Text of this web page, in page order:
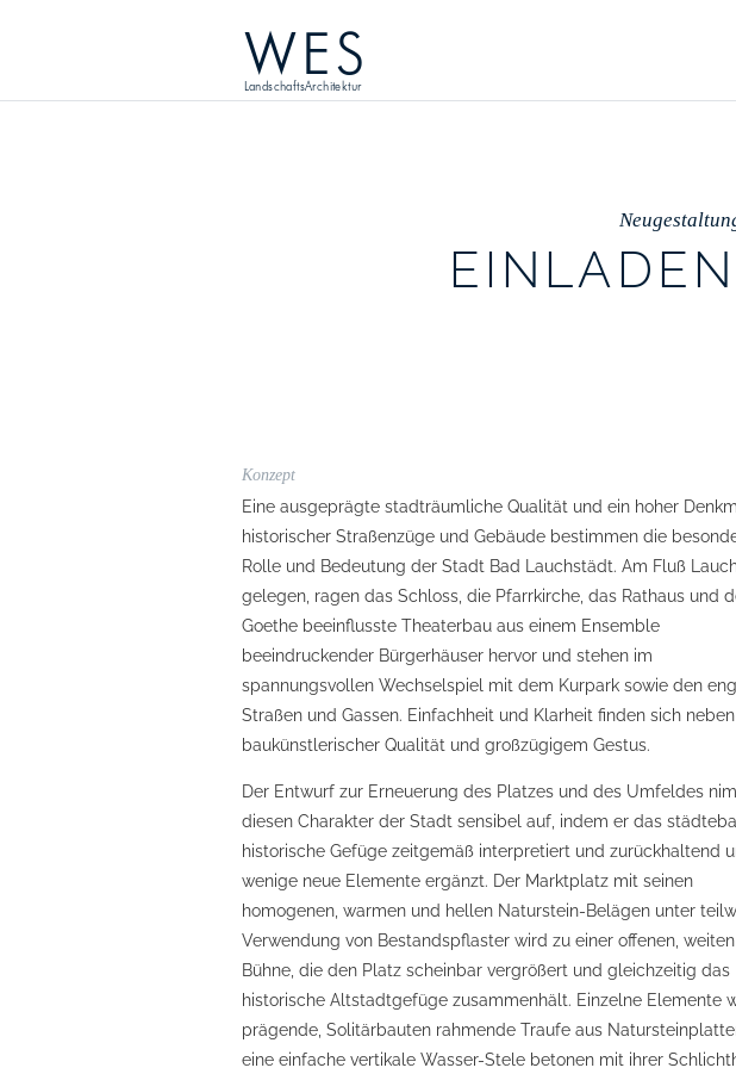
WES
LandschaftsArchitektur
Konzept
Eine ausgeprägte stadträumliche Qualität und ein hoher
historischer Straßenzüge und Gebäude bestimmen die
Rolle und Bedeutung der Stadt Bad Lauchstädt. Am Fluß
gelegen, ragen das Schloss, die Pfarrkirche, das Rathaus und
Goethe beeinflusste Theaterbau aus einem Ensemble
beeindruckender Bürgerhäuser hervor und stehen im
spannungsvollen Wechselspiel mit dem Kurpark sowie den
Straßen und Gassen. Einfachheit und Klarheit finden sich neben
baukünstlerischer Qualität und großzügigem Gestus.
Der Entwurf zur Erneuerung des Platzes und des Umfeldes
diesen Charakter der Stadt sensibel auf, indem er das
historische Gefüge zeitgemäß interpretiert und zurückhaltend
wenige neue Elemente ergänzt. Der Marktplatz mit seinen
homogenen, warmen und hellen Naturstein-Belägen unter
Verwendung von Bestandspflaster wird zu einer offenen, weiten
Bühne, die den Platz scheinbar vergrößert und gleichzeitig das
historische Altstadtgefüge zusammenhält. Einzelne Elemente
prägende, Solitärbauten rahmende Traufe aus
eine einfache vertikale Wasser-Stele betonen mit ihrer